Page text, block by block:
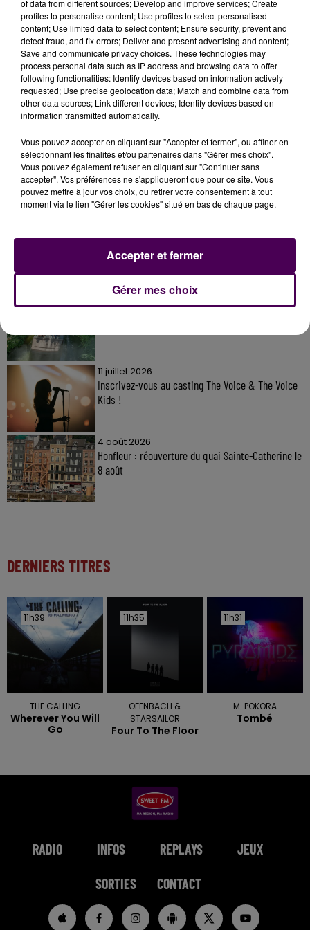
participation aux 24 Heures du Mans, une collecte en
ligne a été lancée, viaKissKissBankBank: objectif 5 000
euros d’ici au dimanche 19 mars. Au-delà de la
classique sarthoise, les filles ambitionnent de
participer à l’ensemble du championnat du monde
d’endurance.
11 juillet 2026
Inscrivez-vous au casting The Voice & The Voice
Kids !
4 août 2026
Honfleur : réouverture du quai Sainte-Catherine le
8 août
DERNIERS TITRES
11h39
11h39
THE CALLING
Wherever You Will
Go
11h35
11h35
OFENBACH &
STARSAILOR
Four To The Floor
11h31
11h31
M. POKORA
Tombé
RADIO INFOS REPLAYS JEUX
SORTIES CONTACT
of data from different sources; Develop and improve services; Create
profiles to personalise content; Use profiles to select personalised
content; Use limited data to select content; Ensure security, prevent and
detect fraud, and fix errors; Deliver and present advertising and content;
Save and communicate privacy choices. These technologies may
process personal data such as IP address and browsing data to offer
following functionalities: Identify devices based on information actively
requested; Use precise geolocation data; Match and combine data from
other data sources; Link different devices; Identify devices based on
information transmitted automatically.
Vous pouvez accepter en cliquant sur "Accepter et fermer", ou affiner en
sélectionnant les finalités et/ou partenaires dans "Gérer mes choix".
Vous pouvez également refuser en cliquant sur "Continuer sans
accepter". Vos préférences ne s'appliqueront que pour ce site. Vous
pouvez mettre à jour vos choix, ou retirer votre consentement à tout
moment via le lien "Gérer les cookies" situé en bas de chaque page.
Gérer mes choix
Accepter et fermer